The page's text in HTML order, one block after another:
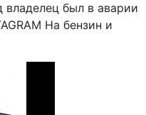
владелец был в аварии
На бензин и